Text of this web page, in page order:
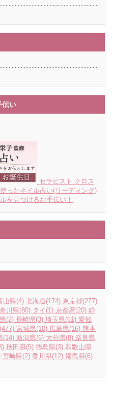
伝い
セラピスト クロス
ったネイル占い(リーディング)
を見つけるお手伝い！
山県(4) 北海道(174) 東京都(277)
川県(80) タイ (1) 京都府(20) 静
(2) 長崎県(3) 埼玉県(61) 愛知
(477) 宮城県(10) 広島県(16) 熊本
(14) 新潟県(6) 大分県(8) 奈良県
秋田県(5) 徳島県(3) 和歌山県
宮崎県(2) 香川県(12) 福島県(6)